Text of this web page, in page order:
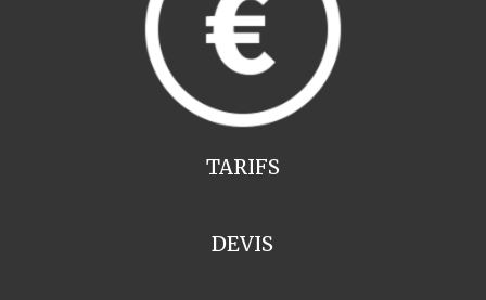
TARIFS
DEVIS